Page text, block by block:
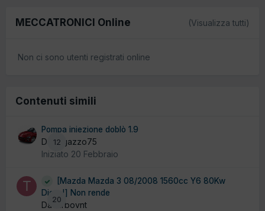
MECCATRONICI Online (Visualizza tutti)
Non ci sono utenti registrati online
Contenuti simili
12
Pompa iniezione doblò 1.9
Da ragazzo75
Iniziato 20 Febbraio
20
[Mazda Mazda 3 08/2008 1560cc Y6 80Kw
Diesel] Non rende
Da turbovnt